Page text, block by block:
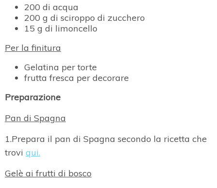
200 di acqua
200 g di sciroppo di zucchero
15 g di limoncello
Per la finitura
Gelatina per torte
frutta fresca per decorare
Preparazione
Pan di Spagna
1.Prepara il pan di Spagna secondo la ricetta che
trovi qui.
Gelè ai frutti di bosco